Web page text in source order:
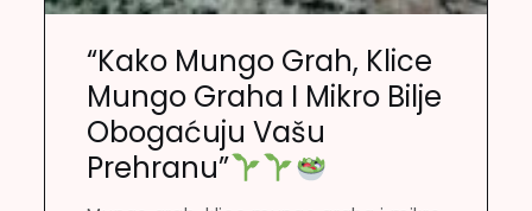
“Kako Mungo Grah, Klice
Mungo Graha I Mikro Bilje
Obogaćuju Vašu
Prehranu”